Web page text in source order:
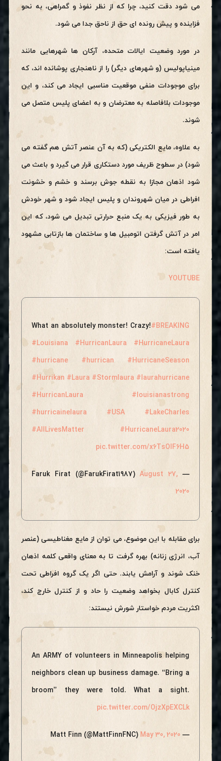
می شود دقت کنید، چرا که از نظر نفوذ و گمراهی، به نحو
فزاینده و پیش رونده ای حق از ناحق جدا می شود.
در مورد وضعیت ایالات متحده، آرکان ها شهرهایی مانند
مینیاپولیس (و شهرهای دیگر) را از ناهنجاری پوشانده اند، که
برای موجودات منفی موقعیت مناسبی ایجاد می کند، و این
موجودات بلافاصله به معترضان و به اعضای پلیس متصل می
شوند.
به علاوه، مایع الکتریکی (که به آن عنصر آتش هم گفته می
شود) در سطوح ظریف مورد دستکاری قرار می گیرد و باعث می
شود اذهان مجازا به نقطه جوش برسند و خشم و خشونت
افراطی در میان شهروندان و پلیس ایجاد شود و شهر خودش
به طور فیزیکی به یک منبع حرارتی تبدیل می شود، که این
امر در آتش گرفتن اتومبیل ها و ساختمان ها بازتابی مشهود
یافته است:
YOUTUBE
What an absolutely monster! Crazy!#BREAKING
#Louisiana
#HurricanLaura
#HurricaneLaura
#hurricane
#hurrican
#HurricaneSeason
#Hurrikan #Laura #Stormlaura #laurahurricane
#HurricanLaura
#louisianastrong
#hurricainelaura
#USA
#LakeCharles
#AllLivesMatter
#HurricaneLaura2020
pic.twitter.com/x6TsOIF6H5
— Faruk Firat (@FarukFirat1987)
August 27,
2020
برای مقابله با این موضوع، می توان از مایع مغناطیسی (عنصر
آب، انرژی زنانه) بهره گرفت تا به معنای واقعی کلمه اذهان
خنک شوند و آرامش یابند. حتی اگر یک گروه افراطی تحت
کنترل کابال بخواهد وضعیت را حاد و از کنترل خارج کند،
اکثریت مردم خواستار شورش نیستند:
An ARMY of volunteers in Minneapolis helping
neighbors clean up business damage. “Bring a
broom” they were told. What a sight.
pic.twitter.com/OjzXpEXCLk
— Matt Finn (@MattFinnFNC)
May 30, 2020